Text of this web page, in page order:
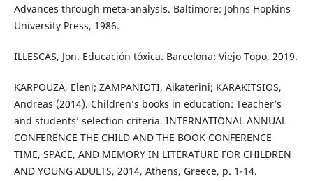
Advances through meta-analysis. Baltimore: Johns Hopkins
University Press, 1986.
ILLESCAS, Jon. Educación tóxica. Barcelona: Viejo Topo, 2019.
KARPOUZA, Eleni; ZAMPANIOTI, Aikaterini; KARAKITSIOS,
Andreas (2014). Children’s books in education: Teacher’s
and students’ selection criteria. INTERNATIONAL ANNUAL
CONFERENCE THE CHILD AND THE BOOK CONFERENCE
TIME, SPACE, AND MEMORY IN LITERATURE FOR CHILDREN
AND YOUNG ADULTS, 2014, Athens, Greece, p. 1-14.